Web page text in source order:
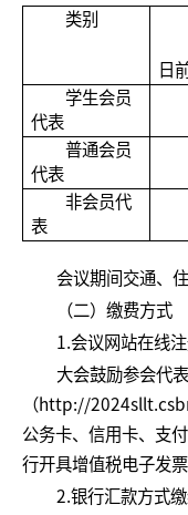
类别
日
学生会员
代表
普通会员
代表
非会员代
表
会议期间交通、
（二）缴费方式
1.会议网站在线注
大会鼓励参会代
（http://
公务卡、信用卡、支
行开具增值税电子发票
2.银行汇款方式